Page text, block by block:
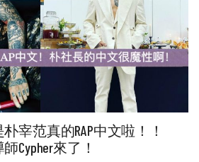
宰范真的RAP中文啦！！
Cypher來了！